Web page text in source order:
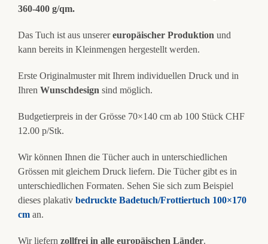
360-400 g/qm.
Das Tuch ist aus unserereuropäischer Produktion und
kann bereits in Kleinmengen hergestellt werden.
Erste Originalmuster mit Ihrem individuellen Druck und in
Ihren Wunschdesign sind möglich.
Budgetierpreis in der Grösse 70×140 cm ab 100 Stück CHF
12.00 p/Stk.
Wir können Ihnen die Tücher auch in unterschiedlichen
Grössen mit gleichem Druck liefern. Die Tücher gibt es in
unterschiedlichen Formaten. Sehen Sie sich zum Beispiel
dieses plakativ bedruckte Badetuch/Frottiertuch 100×170
cman.
Wir liefern zollfrei in alle europäischen Länder.